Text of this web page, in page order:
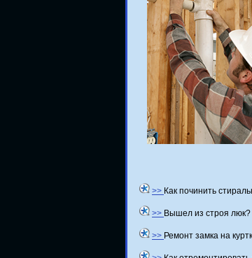
>> Как починить
>> Вышел из строя люк?
>> Ремонт замка на